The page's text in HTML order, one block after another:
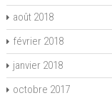
août 2018
février 2018
janvier 2018
octobre 2017